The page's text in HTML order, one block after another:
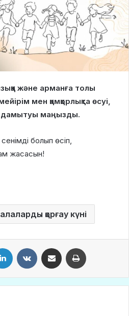
және арманға толы
мен қамқорлықта өсуі,
дамытуы маңызды.
болып өсіп,
жасасын!
қорғау күні